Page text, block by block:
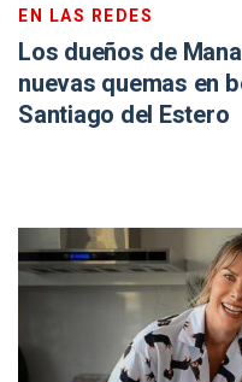
EN LAS REDES
Los dueños de
nuevas quemas en
Santiago del Estero